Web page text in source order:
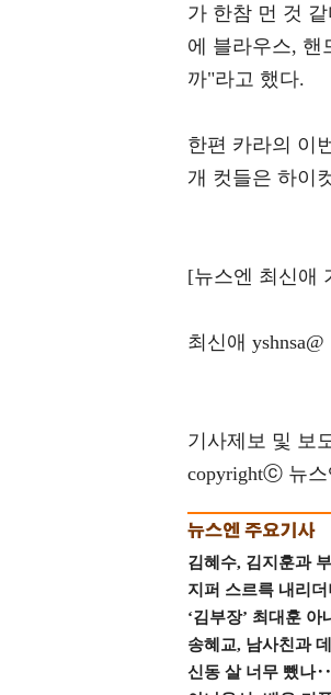
가 한참 먼 것
에 블라우스, 핸
까"라고 했다.
한편 카라의 이
개 컷들은 하이
[뉴스엔 최신애
최신애 yshnsa@
기사제보 및 보
copyrightⓒ 뉴스
김혜수, 김지훈과
지퍼 스르륵 내리
‘김부장’ 최대훈
송혜교, 남사친과
신동 살 너무 뺐나